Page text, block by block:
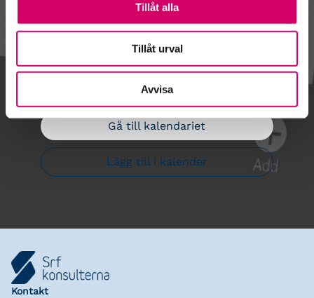
Tillåt alla
Tillåt urval
Avvisa
Kalendarium
Gå till kalendariet
Lägg till i kalender
Kontakt